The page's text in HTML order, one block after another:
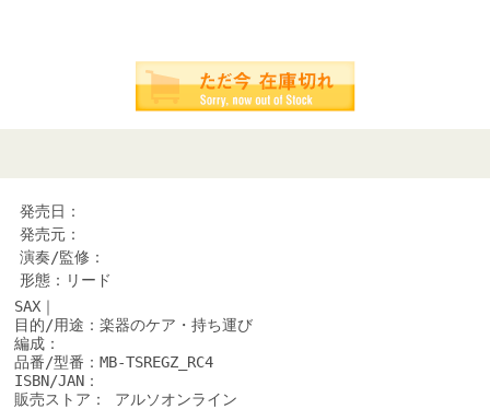
発売日：
発売元：
演奏/監修：
形態：リード
SAX｜
目的/用途：楽器のケア・持ち運び
編成：
品番/型番：MB-TSREGZ_RC4
ISBN/JAN：
販売ストア： アルソオンライン